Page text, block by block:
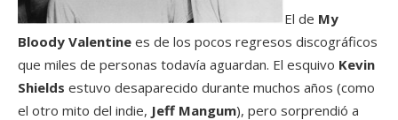
El de My
Bloody Valentine es de los pocos regresos discográficos
que miles de personas todavía aguardan. El esquivo Kevin
Shields estuvo desaparecido durante muchos años (como
el otro mito del indie, Jeff Mangum), pero sorprendió a